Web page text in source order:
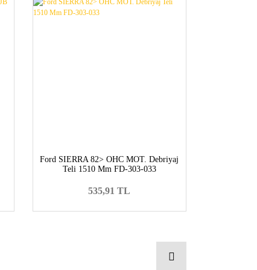
Ford SIERRA 82> OHC MOT. Debriyaj
Teli 1510 Mm FD-303-033
535,91 TL